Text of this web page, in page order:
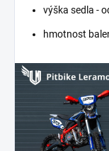
výška sedla -
hmotnost